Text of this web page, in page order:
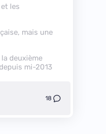
les
mais une
deuxième
mi-2013
18